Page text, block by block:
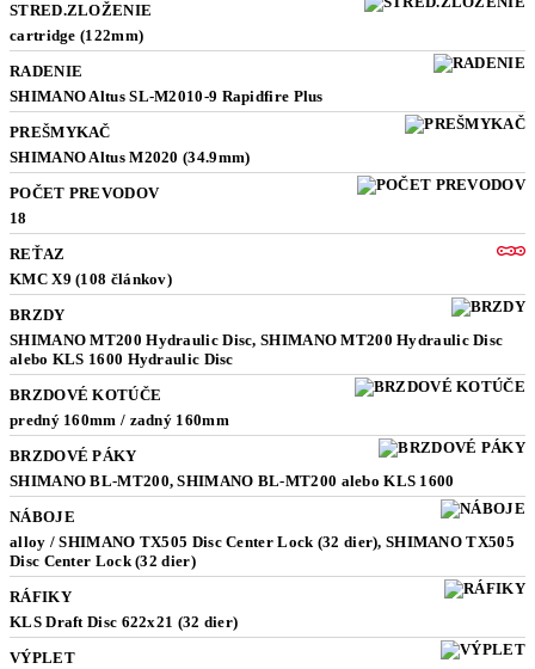
STRED.ZLOŽENIE
cartridge (122mm)
RADENIE
SHIMANO Altus SL-M2010-9 Rapidfire Plus
PREŠMYKAČ
SHIMANO Altus M2020 (34.9mm)
POČET PREVODOV
18
REŤAZ
KMC X9 (108 článkov)
BRZDY
SHIMANO MT200 Hydraulic Disc, SHIMANO MT200 Hydraulic Disc
alebo KLS 1600 Hydraulic Disc
BRZDOVÉ KOTÚČE
predný 160mm / zadný 160mm
BRZDOVÉ PÁKY
SHIMANO BL-MT200, SHIMANO BL-MT200 alebo KLS 1600
NÁBOJE
alloy / SHIMANO TX505 Disc Center Lock (32 dier), SHIMANO TX505
Disc Center Lock (32 dier)
RÁFIKY
KLS Draft Disc 622x21 (32 dier)
VÝPLET